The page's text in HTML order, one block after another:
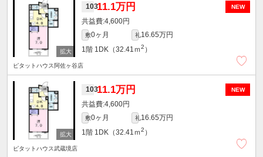
NEW
10311.1万円
4,600円
敷0ヶ月 礼16.65万円
1階 1DK（32.41ｍ2 ）
ピタットハウス阿佐ヶ谷店
NEW
10311.1万円
4,600円
敷0ヶ月 礼16.65万円
1階 1DK（32.41ｍ2 ）
ピタットハウス武蔵境店